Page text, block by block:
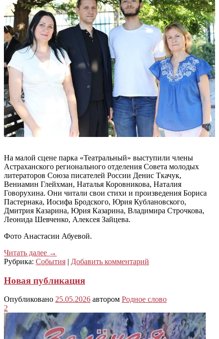
На малой сцене парка «Театральный» выступили члены
Астраханского регионального отделения Совета молодых
литераторов Союза писателей России Денис Ткачук,
Вениамин Глейхман, Наталья Коровникова, Наталия
Говорухина. Они читали свои стихи и произведения Бориса
Пастернака, Иосифа Бродского, Юрия Кублановского,
Дмитрия Казарина, Юрия Казарина, Владимира Строчкова,
Леонида Шевченко, Алексея Зайцева.
Фото Анастасии Абуевой.
Читать далее →
Рубрика: События | Добавить комментарий
Новая публикация
Опубликовано 25.05.2026 автором Родное слово
2